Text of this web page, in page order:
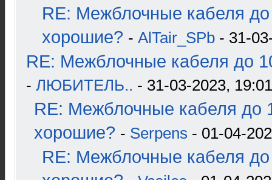
RE: Межблочные кабеля до
хорошие? - AlTair_SPb - 31-
RE: Межблочные кабеля до
- ЛЮБИТЕЛЬ.. - 31-03-2023, 19:01
RE: Межблочные кабеля до
хорошие? - Serpens - 01-04-
RE: Межблочные кабеля до